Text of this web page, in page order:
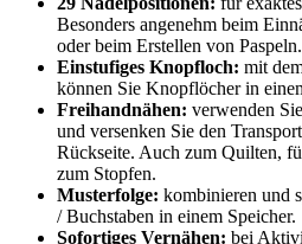
Besonders angenehm beim
oder beim Erstellen von Paspeln.
Einstufiges Knopfloch: mit
können Sie Knopflöcher in
Freihandnähen: verwenden
und versenken Sie den
Rückseite. Auch zum Quilten,
zum Stopfen.
Musterfolge: kombinieren und
/ Buchstaben in einem Speicher.
Sofortiges Vernähen: bei